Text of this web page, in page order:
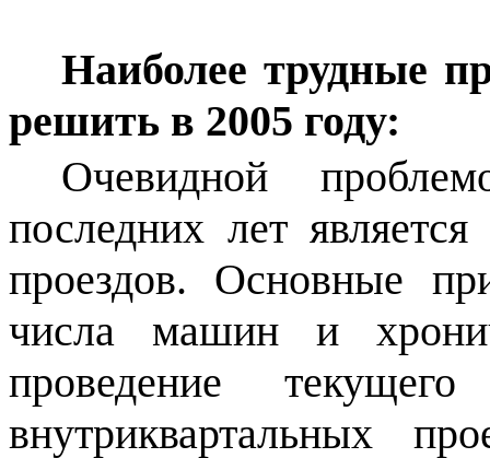
Наиболее трудные
решить в 2005 году:
Очевидной
последних лет является
проездов. Основные
числа машин и
проведение
внутриквартальных